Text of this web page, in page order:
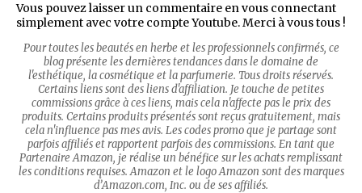
Vous pouvez laisser un commentaire en vous connectant
simplement avec votre compte Youtube. Merci à vous tous !
Pour toutes les beautés en herbe et les professionnels confirmés, ce
blog présente les dernières tendances dans le domaine de
l'esthétique, la cosmétique et la parfumerie. Tous droits réservés.
Certains liens sont des liens d'affiliation. Je touche de petites
commissions grâce à ces liens, mais cela n'affecte pas le prix des
produits. Certains produits présentés sont reçus gratuitement, mais
cela n'influence pas mes avis. Les codes promo que je partage sont
parfois affiliés et rapportent parfois des commissions. En tant que
Partenaire Amazon, je réalise un bénéfice sur les achats remplissant
les conditions requises. Amazon et le logo Amazon sont des marques
d’Amazon.com, Inc. ou de ses affiliés.